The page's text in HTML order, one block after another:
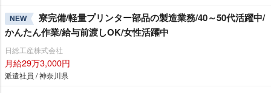
NEW
寮完備/軽量プリンター部品の製造業務/40～50代活躍中/
かんたん作業/給与前渡しOK/女性活躍中
日総工産株式会社
月給29万3,000円
派遣社員 / 神奈川県